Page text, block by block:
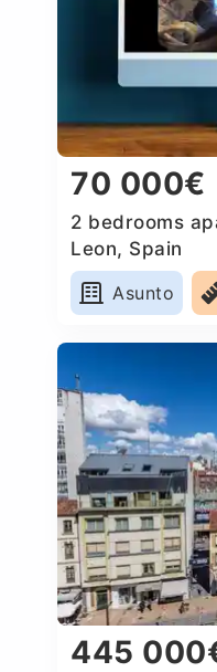
70 000€
2 bedrooms
Leon, Spain
Asunto
445